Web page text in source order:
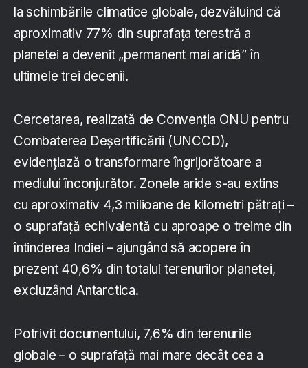
la schimbările climatice globale, dezvăluind că
aproximativ 77% din suprafața terestră a
planetei a devenit „permanent mai aridă” în
ultimele trei decenii.
Cercetarea, realizată de Convenția ONU pentru
Combaterea Deșertificării (UNCCD),
evidențiază o transformare îngrijorătoare a
mediului înconjurător. Zonele aride s-au extins
cu aproximativ 4,3 milioane de kilometri pătrați –
o suprafață echivalentă cu aproape o treime din
întinderea Indiei – ajungând să acopere în
prezent 40,6% din totalul terenurilor planetei,
excluzând Antarctica.
Potrivit documentului, 7,6% din terenurile
globale – o suprafață mai mare decât cea a